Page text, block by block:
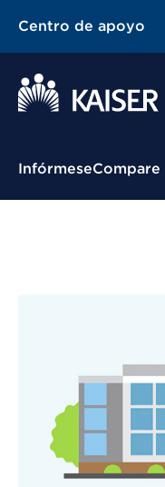
Centro de apoyo
Menú contextual
InfórmeseCompare